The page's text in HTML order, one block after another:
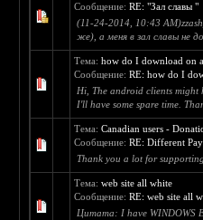
Сообщение:RE: "Зал славы "
(11-24-2014, 10:43
же), а меня в зал славы не
Тема:how do I download on
Сообщение:RE: how do I
Hi, The android clients might
I'll have some spare time.
Тема:Canadian users -
Сообщение:RE: Different
Thank you a lot for
Тема:web site all white
Сообщение:RE: web site all
Цитата: I have WINDOWS